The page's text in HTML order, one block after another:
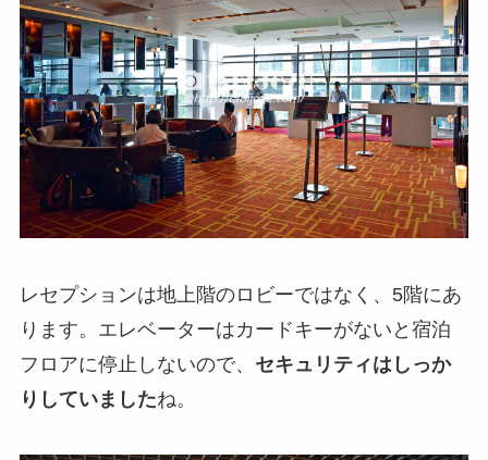
レセプションは地上階のロビーではなく、5階にあ
ります。エレベーターはカードキーがないと宿泊
フロアに停止しないので、 セキュリティはしっか
りしていましたね。